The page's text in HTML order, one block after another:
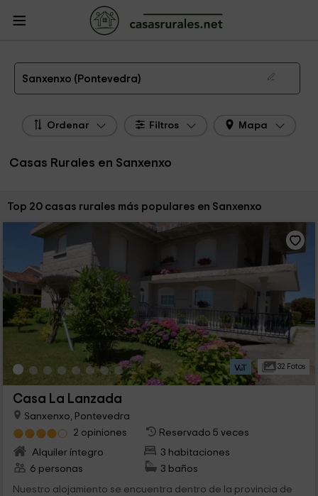
Casas Rurales
Pontevedra
Casas Rurales Sanxenxo
Las 37 mejores casas rurales en Sanxenxo de 2026
Sanxenxo (Pontevedra)
Ordenar Filtros Mapa
Casas Rurales en Sanxenxo
Ordenar por:
Top 20 casas rurales más populares en Sanxenxo
32 Fotos
Casa La Lanzada
Sanxenxo, Pontevedra
2 opiniones
Reservado 5 veces
Alquiler íntegro
3 habitaciones
6 personas
3 baños
Nuestro alojamiento se encuentra dentro de la provincia de